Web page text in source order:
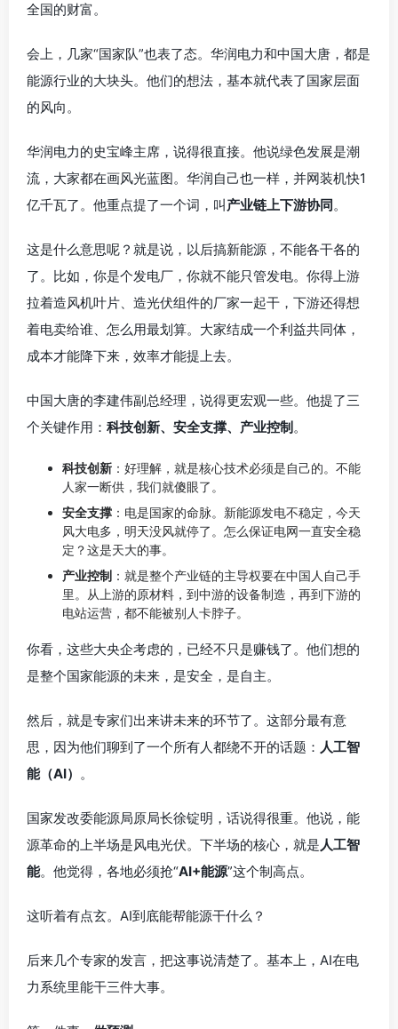
全国的财富。
会上，几家“国家队”也表了态。华润电力和中国大唐，都是
能源行业的大块头。他们的想法，基本就代表了国家层面
的风向。
华润电力的史宝峰主席，说得很直接。他说绿色发展是潮
流，大家都在画风光蓝图。华润自己也一样，并网装机快1
亿千瓦了。他重点提了一个词，叫产业链上下游协同。
这是什么意思呢？就是说，以后搞新能源，不能各干各的
了。比如，你是个发电厂，你就不能只管发电。你得上游
拉着造风机叶片、造光伏组件的厂家一起干，下游还得想
着电卖给谁、怎么用最划算。大家结成一个利益共同体，
成本才能降下来，效率才能提上去。
中国大唐的李建伟副总经理，说得更宏观一些。他提了三
个关键作用： 科技创新、安全支撑、产业控制。
科技创新 ：好理解，就是核心技术必须是自己的。不能
人家一断供，我们就傻眼了。
安全支撑 ：电是国家的命脉。新能源发电不稳定，今天
风大电多，明天没风就停了。怎么保证电网一直安全稳
定？这是天大的事。
产业控制 ：就是整个产业链的主导权要在中国人自己手
里。从上游的原材料，到中游的设备制造，再到下游的
电站运营，都不能被别人卡脖子。
你看，这些大央企考虑的，已经不只是赚钱了。他们想的
是整个国家能源的未来，是安全，是自主。
然后，就是专家们出来讲未来的环节了。这部分最有意
思，因为他们聊到了一个所有人都绕不开的话题： 人工智
能（AI） 。
国家发改委能源局原局长徐锭明，话说得很重。他说，能
源革命的上半场是风电光伏。下半场的核心，就是人工智
能。他觉得，各地必须抢“AI+能源”这个制高点。
这听着有点玄。AI到底能帮能源干什么？
后来几个专家的发言，把这事说清楚了。基本上，AI在电
力系统里能干三件大事。